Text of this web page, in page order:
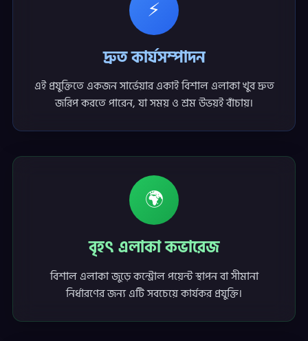
⚡
দ্রুত কার্যসম্পাদন
এই প্রযুক্তিতে একজন সার্ভেয়ার একাই বিশাল এলাকা খুব দ্রুত
জরিপ করতে পারেন, যা সময় ও শ্রম উভয়ই বাঁচায়।
🌍
বৃহৎ এলাকা কভারেজ
বিশাল এলাকা জুড়ে কন্ট্রোল পয়েন্ট স্থাপন বা সীমানা
নির্ধারণের জন্য এটি সবচেয়ে কার্যকর প্রযুক্তি।